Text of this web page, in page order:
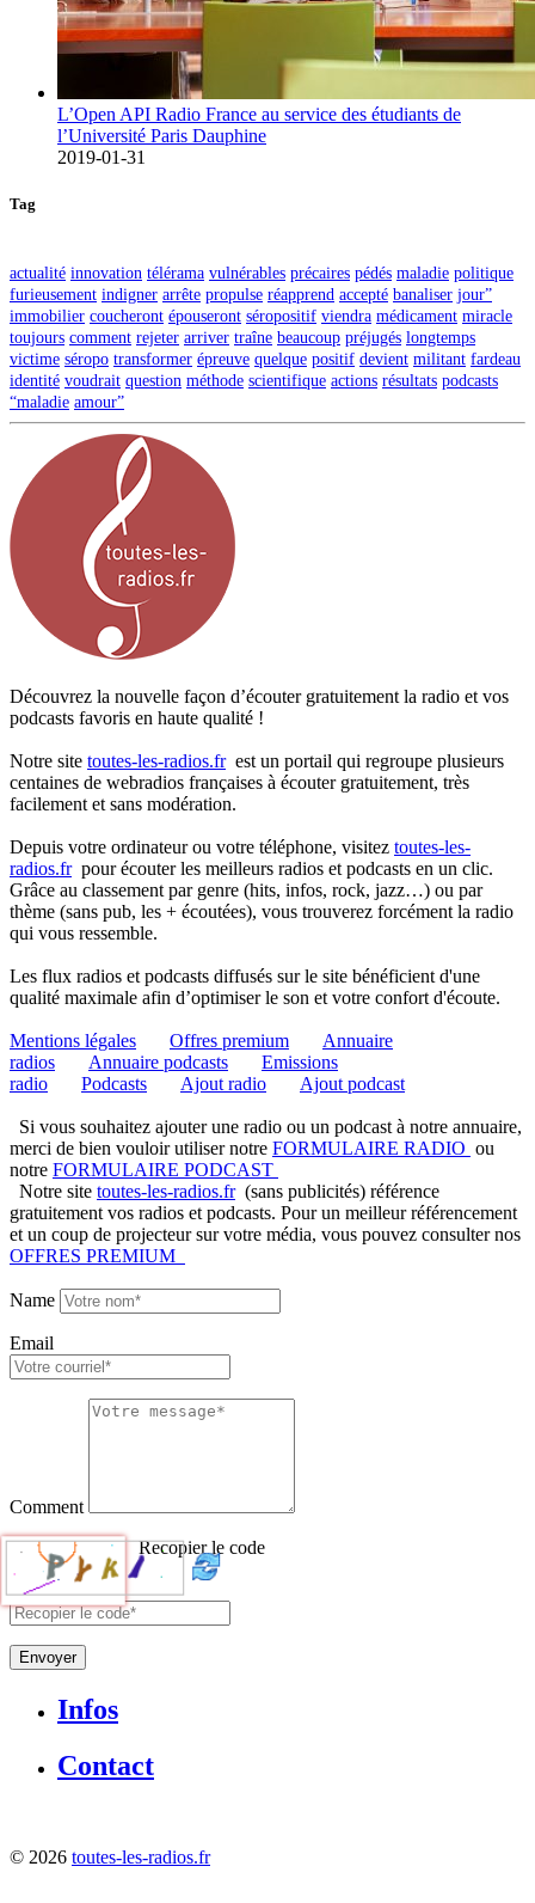
L’Open API Radio France au service des étudiants de
l’Université Paris Dauphine
2019-01-31
Tag
actualité innovation télérama vulnérables précaires pédés maladie politique
furieusement indigner arrête propulse réapprend accepté banaliser jour”
immobilier coucheront épouseront séropositif viendra médicament miracle
toujours comment rejeter arriver traîne beaucoup préjugés longtemps
victime séropo transformer épreuve quelque positif devient militant fardeau
identité voudrait question méthode scientifique actions résultats podcasts
“maladie amour”
Découvrez la nouvelle façon d’écouter gratuitement la radio et vos
podcasts favoris en haute qualité !
Notre site toutes-les-radios.frest un portail qui regroupe plusieurs
centaines de webradios françaises à écouter gratuitement, très
facilement et sans modération.
Depuis votre ordinateur ou votre téléphone, visitez toutes-les-
radios.frpour écouter les meilleurs radios et podcasts en un clic.
Grâce au classement par genre (hits, infos, rock, jazz…) ou par
thème (sans pub, les + écoutées), vous trouverez forcément la radio
qui vous ressemble.
Les flux radios et podcasts diffusés sur le site bénéficient d'une
qualité maximale afin d’optimiser le son et votre confort d'écoute.
Mentions légales Offres premium
Annuaire
radios
Annuaire podcasts
Emissions
radio
Podcasts Ajout radio Ajout podcast
Si vous souhaitez ajouter une radio ou un podcast à notre annuaire,
merci de bien vouloir utiliser notre FORMULAIRE RADIO ou
notre FORMULAIRE PODCAST
Notre site toutes-les-radios.fr(sans publicités) référence
gratuitement vos radios et podcasts. Pour un meilleur référencement
et un coup de projecteur sur votre média, vous pouvez consulter nos
OFFRES PREMIUM
Name
Email
Comment
Recopier le code
Envoyer
Infos
Contact
© 2026 toutes-les-radios.fr